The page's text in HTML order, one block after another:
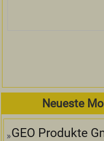
Neueste
GEO Produkte